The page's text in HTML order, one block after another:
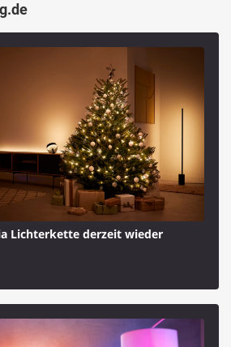
Lichterkette derzeit wieder